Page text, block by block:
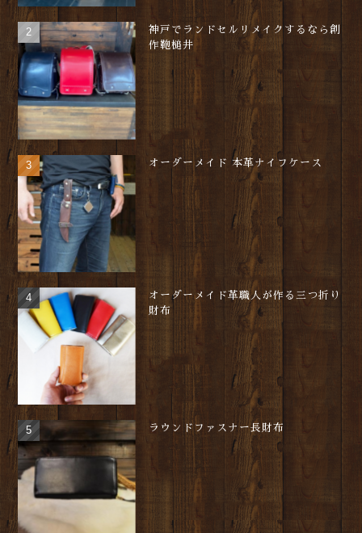
神戸でランドセルリメイクするなら創
作鞄槌井
オーダーメイド 本革ナイフケース
オーダーメイド革職人が作る三つ折り
財布
ラウンドファスナー長財布